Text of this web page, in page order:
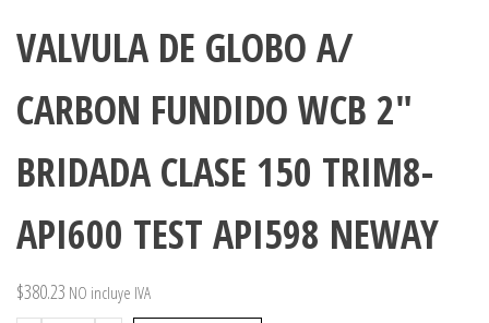
VALVULA DE GLOBO A/
CARBON FUNDIDO WCB 2″
BRIDADA CLASE 150 TRIM8-
API600 TEST API598 NEWAY
$380.23 NO incluye IVA